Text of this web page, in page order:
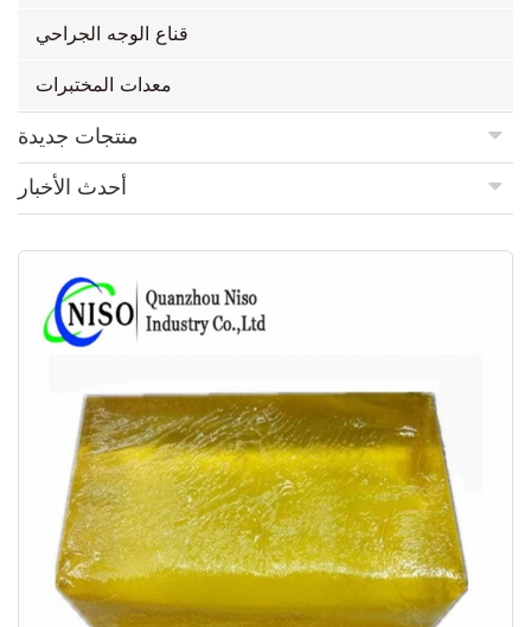
قناع الوجه الجراحي
معدات المختبرات
منتجات جديدة
أحدث الأخبار